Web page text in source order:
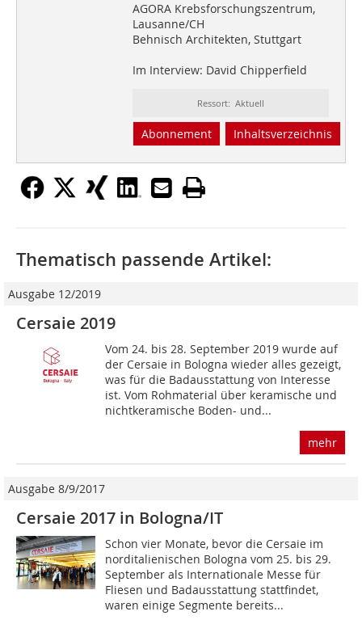
AGORA Krebsforschungszentrum,
Lausanne/CH
Behnisch Architekten, Stuttgart
Im Interview: David Chipperfield
Ressort: Aktuell
Abonnement Inhaltsverzeichnis
Thematisch passende Artikel:
Ausgabe 12/2019
Cersaie 2019
Vom 24. bis 28. September 2019 wurde auf
der Cersaie in Bologna wieder alles gezeigt,
was für die Badausstattung von Interesse
ist. Vom Rohmaterial über keramische und
nichtkeramische Boden- und...
mehr
Ausgabe 8/9/2017
Cersaie 2017 in Bologna/IT
Schon vier Monate, bevor die Cersaie im
norditalienischen Bologna vom 25. bis 29.
September als Internationale Messe für
Fliesen und Badausstattung stattfindet,
waren einige Segmente bereits...